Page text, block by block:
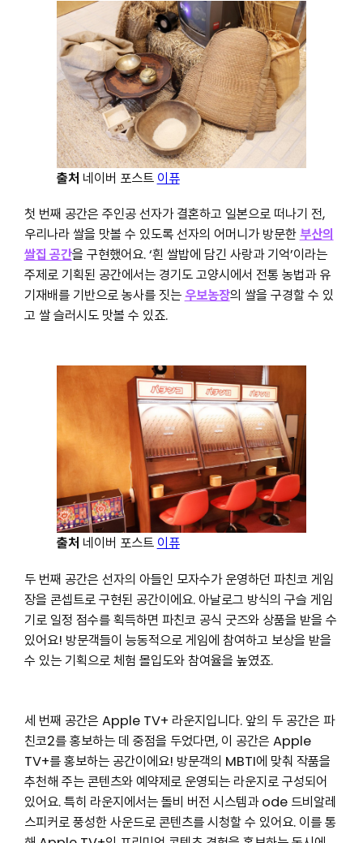
출처 네이버 포스트 이퓨
첫 번째 공간은 주인공 선자가 결혼하고 일본으로 떠나기 전,
우리나라 쌀을 맛볼 수 있도록 선자의 어머니가 방문한부산의
쌀집 공간을 구현했어요. ‘흰 쌀밥에 담긴 사랑과 기억’이라는
주제로 기획된 공간에서는 경기도 고양시에서 전통 농법과 유
기재배를 기반으로 농사를 짓는우보농장의 쌀을 구경할 수 있
고 쌀 슬러시도 맛볼 수 있죠.
출처 네이버 포스트 이퓨
두 번째 공간은 선자의 아들인 모자수가 운영하던 파친코 게임
장을 콘셉트로 구현된 공간이에요. 아날로그 방식의 구슬 게임
기로 일정 점수를 획득하면 파친코 공식 굿즈와 상품을 받을 수
있어요! 방문객들이 능동적으로 게임에 참여하고 보상을 받을
수 있는 기획으로 체험 몰입도와 참여율을 높였죠.
세 번째 공간은 Apple TV+ 라운지입니다. 앞의 두 공간은 파
친코2를 홍보하는 데 중점을 두었다면, 이 공간은 Apple
TV+를 홍보하는 공간이에요! 방문객의 MBTI에 맞춰 작품을
추천해 주는 콘텐츠와 예약제로 운영되는 라운지로 구성되어
있어요. 특히 라운지에서는 돌비 버전 시스템과 ode 드비알레
스피커로 풍성한 사운드로 콘텐츠를 시청할 수 있어요. 이를 통